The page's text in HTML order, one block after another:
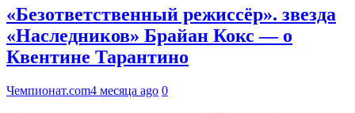
«Безответственный режиссёр». звезда
«Наследников» Брайан Кокс — о
Квентине Тарантино
Чемпионат.com4 месяца ago 0